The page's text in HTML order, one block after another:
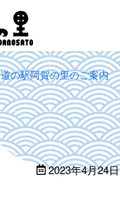
道の駅阿賀の里のご案内
2023年4月24日